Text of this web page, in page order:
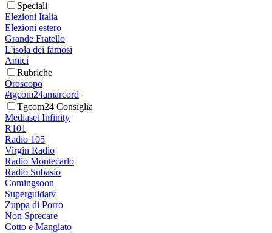
Speciali
Elezioni Italia
Elezioni estero
Grande Fratello
L'isola dei famosi
Amici
Rubriche
Oroscopo
#tgcom24amarcord
Tgcom24 Consiglia
Mediaset Infinity
R101
Radio 105
Virgin Radio
Radio Montecarlo
Radio Subasio
Comingsoon
Superguidatv
Zuppa di Porro
Non Sprecare
Cotto e Mangiato